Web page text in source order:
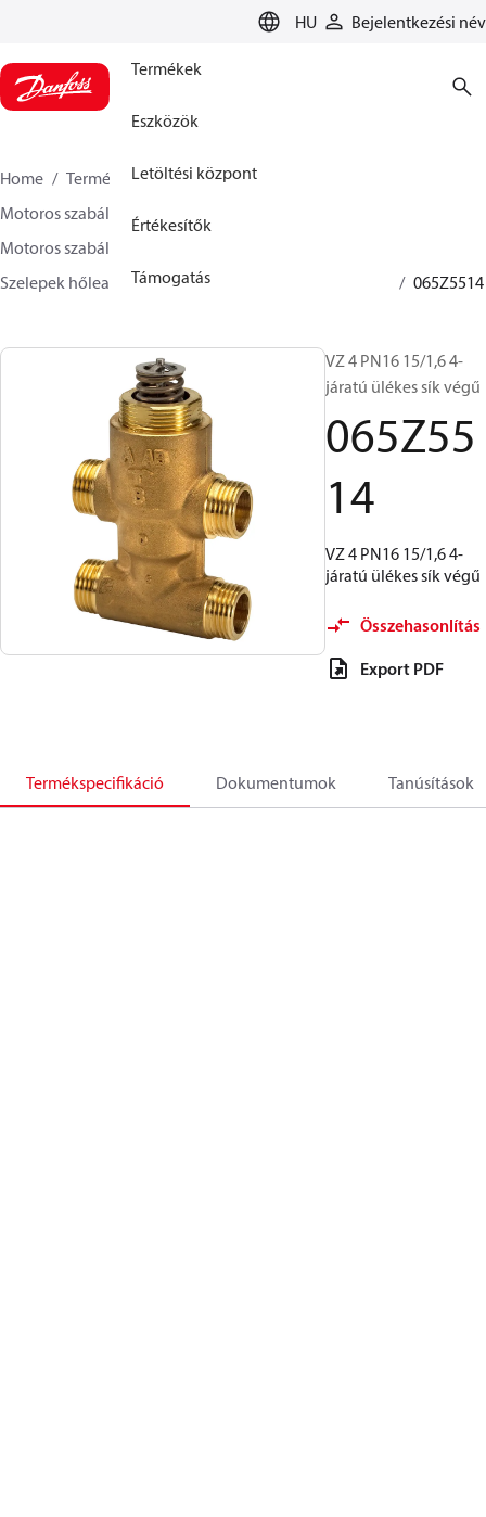
HU Bejelentkezési név
Termékek
Eszközök
Letöltési központ
Értékesítők
Támogatás
Home Termékek
Climate Solution Fűtés
Motoros szabályozó szerelvények
Motoros szabályozószelepek
Szelepek hőleadókhoz és zónákhoz
065Z5514
VZ 4 PN16 15/1,6 4-
járatú ülékes sík végű
065Z55
14
VZ 4 PN16 15/1,6 4-
járatú ülékes sík végű
Összehasonlítás
Export PDF
Termékspecifikáció Dokumentumok Tanúsítások